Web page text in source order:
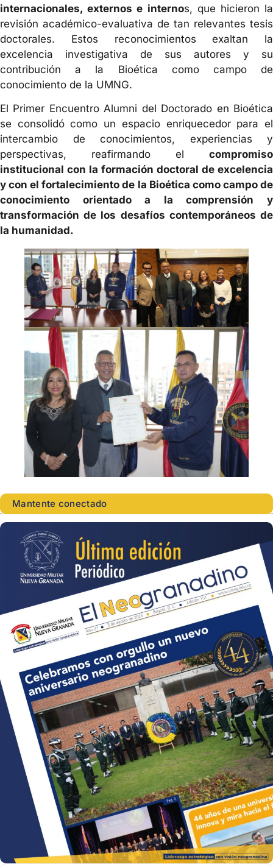
internacionales, externos e internos, que hicieron la
revisión académico-evaluativa de tan relevantes tesis
doctorales. Estos reconocimientos exaltan la
excelencia investigativa de sus autores y su
contribución a la Bioética como campo de
conocimiento de la UMNG.
El Primer Encuentro Alumni del Doctorado en Bioética
se consolidó como un espacio enriquecedor para el
intercambio de conocimientos, experiencias y
perspectivas, reafirmando el compromiso
institucional con la formación doctoral de excelencia
y con el fortalecimiento de la Bioética como campo de
conocimiento orientado a la comprensión y
transformación de los desafíos contemporáneos de
la humanidad.
Mantente conectado